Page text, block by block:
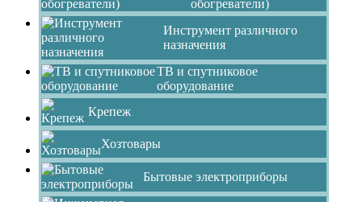
обогреватели)
Инструмент различного
назначения
ТВ и спутниковое
оборудование
Крепеж
Хозтовары
Бытовые электроприборы